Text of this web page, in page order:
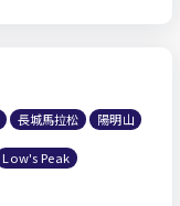
長城馬拉松 陽明山
Low's Peak